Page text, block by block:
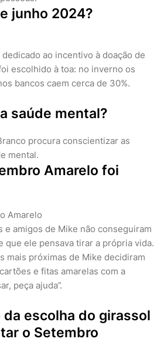
junho 2024?
ao incentivo à doação de
escolhido à toa: no inverno os
bancos caem cerca de 30%.
saúde mental?
procura conscientizar as
mental.
Amarelo foi
Amarelo
e amigos de Mike não conseguiram
que ele pensava tirar a própria vida.
mais próximas de Mike decidiram
e fitas amarelas com a
peça ajuda”.
escolha do girassol
o Setembro